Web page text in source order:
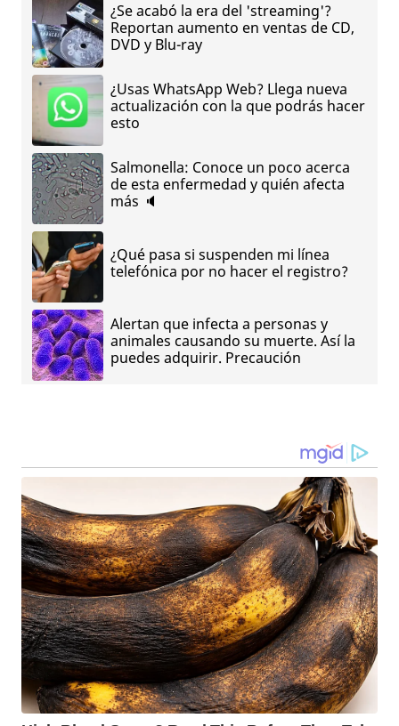
¿Se acabó la era del 'streaming'?
Reportan aumento en ventas de CD,
DVD y Blu-ray
¿Usas WhatsApp Web? Llega nueva
actualización con la que podrás hacer
esto
Salmonella: Conoce un poco acerca
de esta enfermedad y quién afecta
más 🔈
¿Qué pasa si suspenden mi línea
telefónica por no hacer el registro?
Alertan que infecta a personas y
animales causando su muerte. Así la
puedes adquirir. Precaución